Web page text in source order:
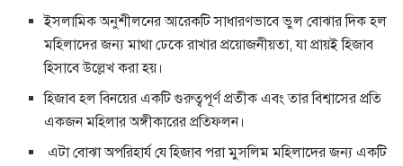
ইসলামিক অনুশীলনের আরেকটি সাধারণভাবে ভুল বোঝার দিক হল
মহিলাদের জন্য মাথা ঢেকে রাখার প্রয়োজনীয়তা, যা প্রায়ই হিজাব
হিসাবে উল্লেখ করা হয়।
হিজাব হল বিনয়ের একটি গুরুত্বপূর্ণ প্রতীক এবং তার বিশ্বাসের প্রতি
একজন মহিলার অঙ্গীকারের প্রতিফলন।
এটা বোঝা অপরিহার্য যে হিজাব পরা মুসলিম মহিলাদের জন্য একটি